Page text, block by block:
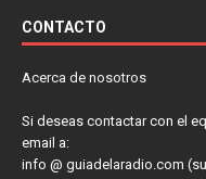
CONTACTO
Acerca de nosotros
Si deseas contactar con el
email a:
info @ guiadelaradio.com